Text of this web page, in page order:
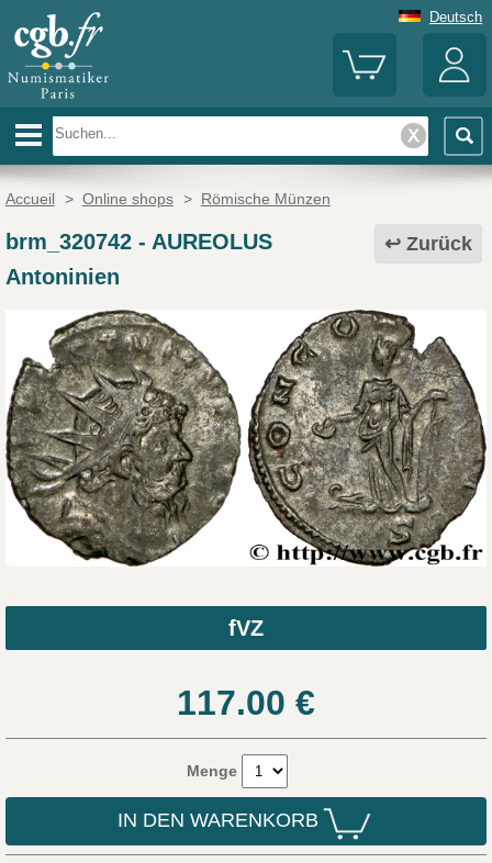
Deutsch
Accueil > Online shops > Römische Münzen
Zurück
brm_320742- AUREOLUS
Antoninien
fVZ
117.00 €
Menge
IN DEN WARENKORB